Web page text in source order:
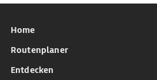
Home
Routenplaner
Entdecken